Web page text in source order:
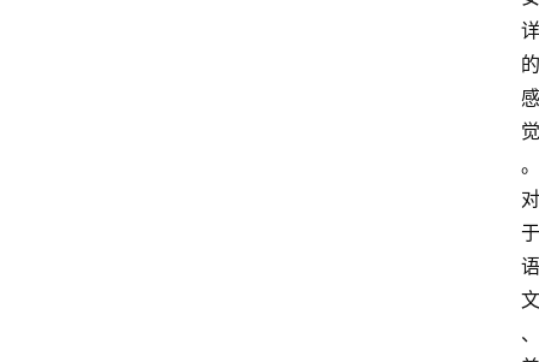
详
的
感
觉
。
对
于
语
文
、